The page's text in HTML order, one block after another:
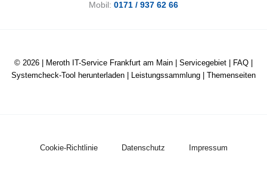
Mobil: 0171 / 937 62 66
© 2026 | Meroth IT-Service Frankfurt am Main Servicegebiet FAQ
Systemcheck-Tool herunterladen
Leistungssammlung Themenseiten
Cookie-Richtlinie Datenschutz Impressum